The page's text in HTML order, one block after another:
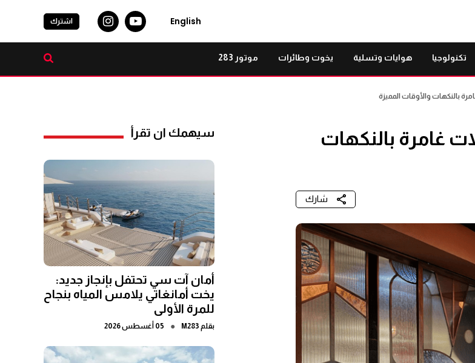
English اشترك
تكنولوجيا هوايات وتسلية يخوت وطائرات موتور 283
بالنكهات والأوقات المميزة
غامرة بالنكهات
شارك
سيهمك ان تقرأ
أمان آت سي تحتفل بإنجاز جديد:
يخت أمانغاتي يلامس المياه بنجاح
للمرة الأولى
بقلم M283
● 05 أغسطس 2026